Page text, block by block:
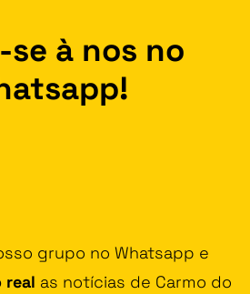
à nos no
grupo no Whatsapp e
real as notícias de Carmo do